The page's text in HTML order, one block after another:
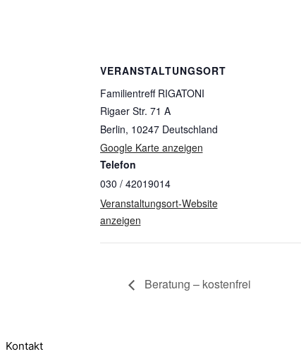
VERANSTALTUNGSORT
Familientreff RIGATONI
Rigaer Str. 71 A
Berlin, 10247 Deutschland
Google Karte anzeigen
Telefon
030 / 42019014
Veranstaltungsort-Website
anzeigen
Beratung – kostenfrei
Kontakt